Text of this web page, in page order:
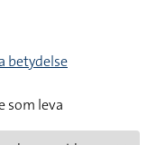
betydelse
som leva